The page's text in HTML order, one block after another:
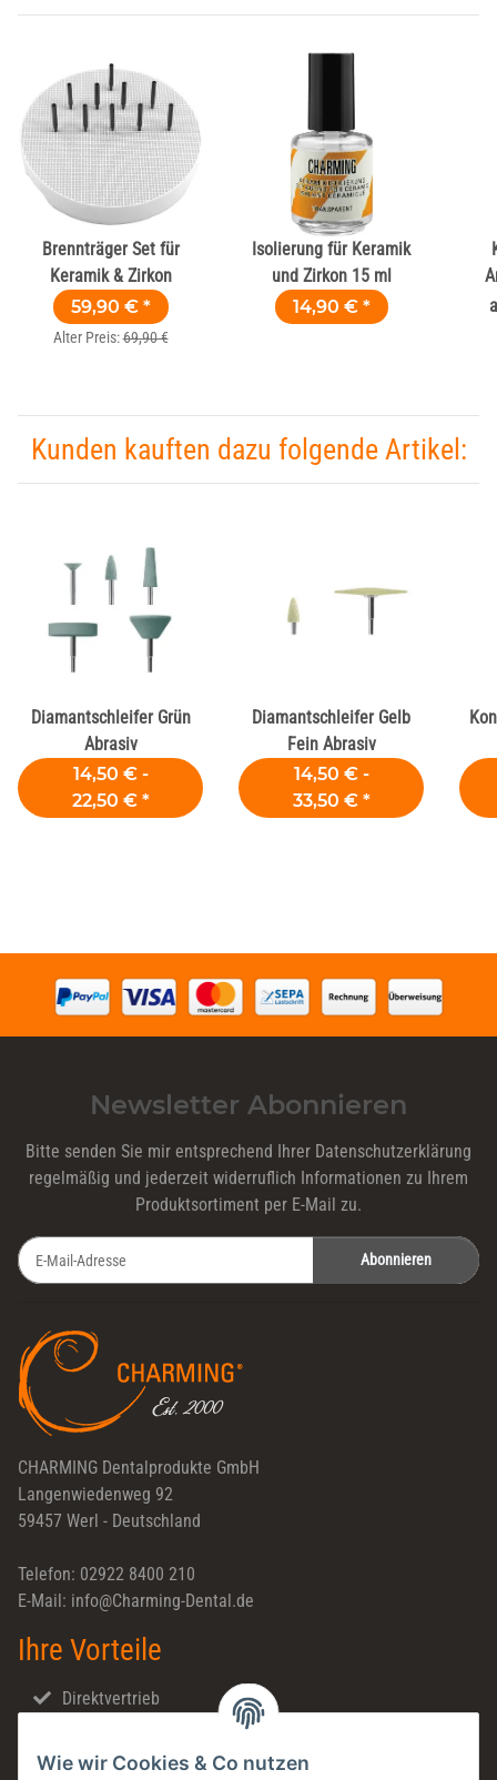
Wie wir Cookies & Co nutzen
Brennträger Set für
Keramik & Zirkon
59,90 € *
Alter Preis:69,90 €
Isolierung für Keramik
und Zirkon 15 ml
14,90 € *
Kunden kauften dazu folgende Artikel:
Diamantschleifer Grün
Abrasiv
14,50 € -
22,50 € *
Diamantschleifer Gelb
Fein Abrasiv
14,50 € -
33,50 € *
Newsletter Abonnieren
Bitte senden Sie mir entsprechend Ihrer Datenschutzerklärung
regelmäßig und jederzeit widerruflich Informationen zu Ihrem
Produktsortiment per E-Mail zu.
Abonnieren
CHARMING Dentalprodukte GmbH
Langenwiedenweg 92
59457 Werl - Deutschland
Telefon: 02922 8400 210
E-Mail: info@Charming-Dental.de
Ihre Vorteile
Direktvertrieb
Made in Germany